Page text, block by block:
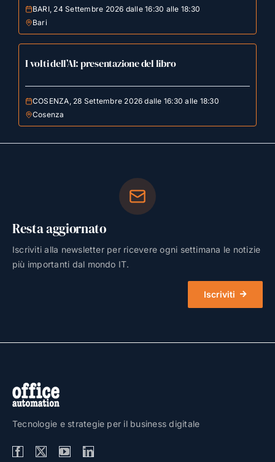
BARI, 24 Settembre 2026 dalle 16:30 alle 18:30
Bari
I volti dell’AI: presentazione del libro
COSENZA, 28 Settembre 2026 dalle 16:30 alle 18:30
Cosenza
Resta aggiornato
Iscriviti alla newsletter per ricevere ogni settimana le notizie
più importanti dal mondo IT.
Iscriviti
Tecnologie e strategie per il business digitale